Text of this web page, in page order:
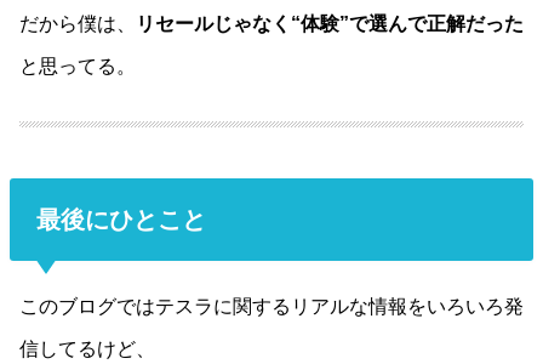
だから僕は、 リセールじゃなく“体験”で選んで正解だった
と思ってる。
最後にひとこと
このブログではテスラに関するリアルな情報をいろいろ発
信してるけど、